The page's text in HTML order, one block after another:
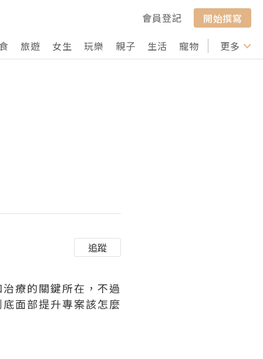
會員登記
開始撰寫
旅遊 女生 玩樂 親子 生活 寵物 行山 打卡
更多
追蹤
療的關鍵所在，不過
面部提升專案該怎麼